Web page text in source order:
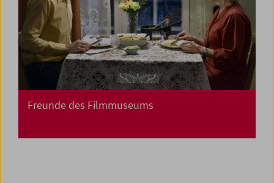
Freunde des Filmmuseums